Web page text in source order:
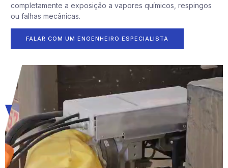
completamente a exposição a vapores químicos, respingos
ou falhas mecânicas.
FALAR COM UM ENGENHEIRO ESPECIALISTA